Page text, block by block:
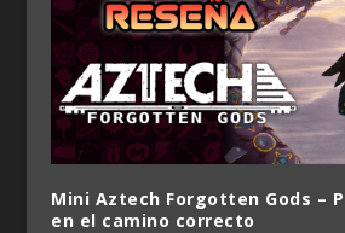
Mini Aztech Forgotten Gods –
en el camino correcto